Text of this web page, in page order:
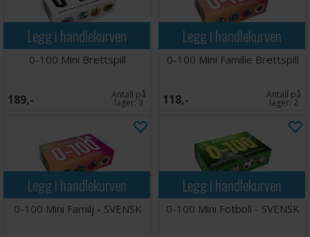
Legg i handlekurven
0-100 Mini Brettspill
189,- Antall på
lager:3
Legg i handlekurven
0-100 Mini Familie Brettspill
118,- Antall på
lager:2
Legg i handlekurven
0-100 Mini Familj - SVENSK
Legg i handlekurven
0-100 Mini Fotboll - SVENSK